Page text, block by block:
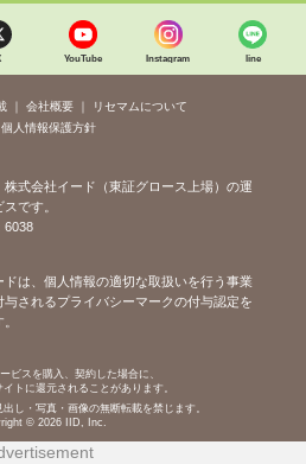
YouTube Instagram line
会社概要
リセマムについて
個人情報保護方針
株式会社イード（東証グロース上場）の運
です。
6038
ドは、個人情報の適切な取扱いを行う事業
与されるプライバシーマークの付与認定を
ビスを購入、契約した場合に、
トに還元されることがあります。
し・写真・画像の無断転載を禁じます。
© 2026 IID, Inc.